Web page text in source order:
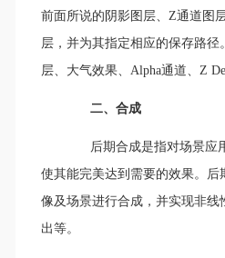
前面所说的阴影图层、Z通道图
层，并为其指定相应的保存路
层、大气效果、Alpha通道、Z
二、合成
后期合成是指对场景应用
使其能完美达到需要的效果。后
像及场景进行合成，并实现非
出等。